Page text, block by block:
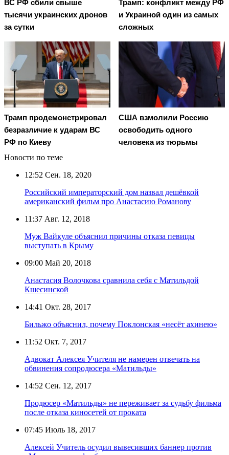
ВС РФ сбили свыше
тысячи украинских дронов
за сутки
Трамп: конфликт между РФ
и Украиной один из самых
сложных
Трамп продемонстрировал
безразличие к ударам ВС
РФ по Киеву
США взмолили Россию
освободить одного
человека из тюрьмы
Новости по теме
12:52 Сен. 18, 2020
Российский императорский дом назвал дешёвкой
американский фильм про Анастасию Романову
11:37 Авг. 12, 2018
Муж Вайкуле объяснил причины отказа певицы
выступать в Крыму
09:00 Май 20, 2018
Анастасия Волочкова сравнила себя с Матильдой
Кшесинской
14:41 Окт. 28, 2017
Бильжо объяснил, почему Поклонская «несёт ахинею»
11:52 Окт. 7, 2017
Адвокат Алексея Учителя не намерен отвечать на
обвинения сопродюсера «Матильды»
14:52 Сен. 12, 2017
Продюсер «Матильды» не переживает за судьбу фильма
после отказа киносетей от проката
07:45 Июль 18, 2017
Алексей Учитель осудил вывесивших баннер против